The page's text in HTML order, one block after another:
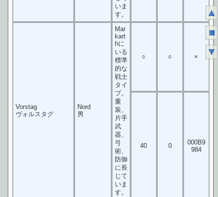
いま
す。
Vorstag
ヴォルスタグ
Nord
男
Mar
kart
hに
いる
標準
的な
戦士
タイ
プ。
重
装、
片手
武
器、
弓
術、
防御
に長
じて
いま
す。
○ ○ ×
40 0
000B9
984
▲
■
▼